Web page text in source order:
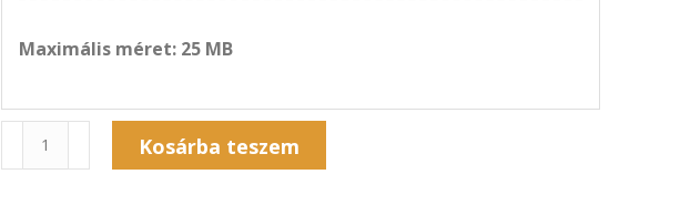
Maximális méret: 25 MB
Naptár
6A-
Kosárba teszem